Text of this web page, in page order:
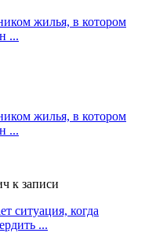
жилья, в котором
...
жилья, в котором
...
к записи
ситуация, когда
...